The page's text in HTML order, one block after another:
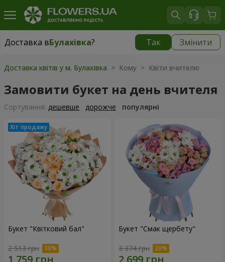
Доставка вБулахівка? Так Змінити
Доставка вБулахівка|
Доставка квітів у м. Булахівка > Кому > Квіти вчителю
Замовити букет на день вчителя
Сортування: дешевше дорожче популярні
Букет "Квітковий бал"
2 513 грн
Букет "Смак щербету"
3 374 грн